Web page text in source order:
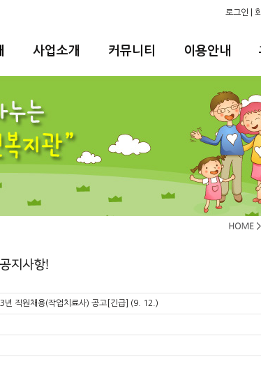
로그인
사업소개 커뮤니티 이용안내
년 직원채용(작업치료사) 공고[긴급] (9. 12.)